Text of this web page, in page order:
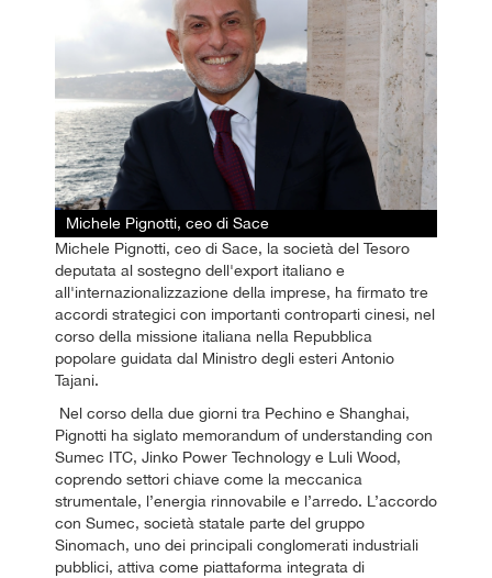
Michele Pignotti, ceo di Sace
Michele Pignotti, ceo di Sace, la società del Tesoro
deputata al sostegno dell'export italiano e
all'internazionalizzazione della imprese, ha firmato tre
accordi strategici con importanti controparti cinesi, nel
corso della missione italiana nella Repubblica
popolare guidata dal Ministro degli esteri Antonio
Tajani.
Nel corso della due giorni tra Pechino e Shanghai,
Pignotti ha siglato memorandum of understanding con
Sumec ITC, Jinko Power Technology e Luli Wood,
coprendo settori chiave come la meccanica
strumentale, l’energia rinnovabile e l’arredo. L’accordo
con Sumec, società statale parte del gruppo
Sinomach, uno dei principali conglomerati industriali
pubblici, attiva come piattaforma integrata di